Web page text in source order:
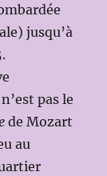
jusqu’à
pas le
de Mozart
au